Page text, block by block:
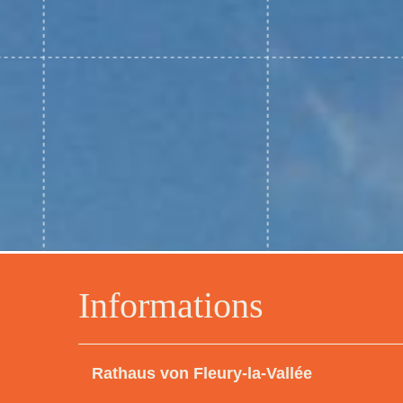
Informations
Rathaus von Fleury-la-Vallée